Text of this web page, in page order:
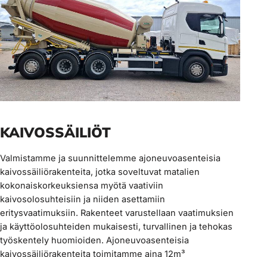
KAIVOSSÄILIÖT
Valmistamme ja suunnittelemme ajoneuvoasenteisia
kaivossäiliörakenteita, jotka soveltuvat matalien
kokonaiskorkeuksiensa myötä vaativiin
kaivosolosuhteisiin ja niiden asettamiin
eritysvaatimuksiin. Rakenteet varustellaan vaatimuksien
ja käyttöolosuhteiden mukaisesti, turvallinen ja tehokas
työskentely huomioiden. Ajoneuvoasenteisia
kaivossäiliörakenteita toimitamme aina 12m³